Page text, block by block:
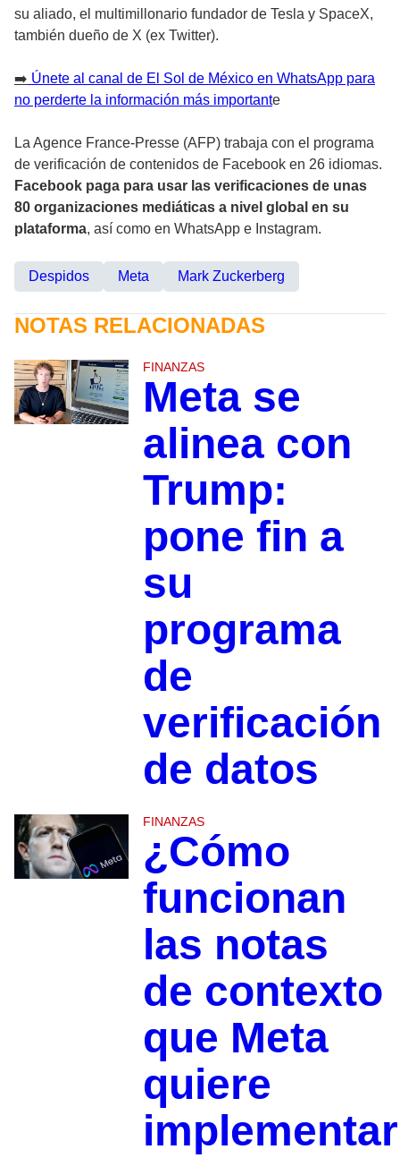
su aliado, el multimillonario fundador de Tesla y SpaceX,
también dueño de X (ex Twitter).
➡️ Únete al canal de El Sol de México en WhatsApp para
no perderte la información más importante
La Agence France-Presse (AFP) trabaja con el programa
de verificación de contenidos de Facebook en 26 idiomas.
Facebook paga para usar las verificaciones de unas
80 organizaciones mediáticas a nivel global en su
plataforma, así como en WhatsApp e Instagram.
Despidos Meta Mark Zuckerberg
NOTAS RELACIONADAS
FINANZAS
Meta se
alinea con
Trump:
pone fin a
su
programa
de
verificación
de datos
FINANZAS
¿Cómo
funcionan
las notas
de contexto
que Meta
quiere